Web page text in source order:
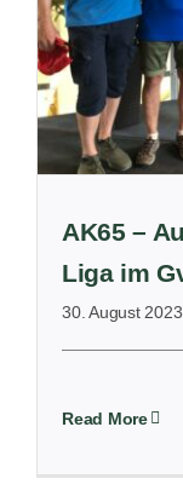
AK65 –
Liga im
30. August 2023
Read More